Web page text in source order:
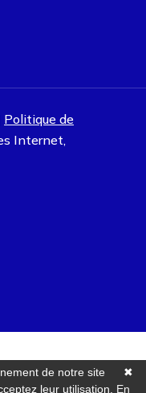
Politique de
Internet,
✖
de notre site
leur utilisation. En